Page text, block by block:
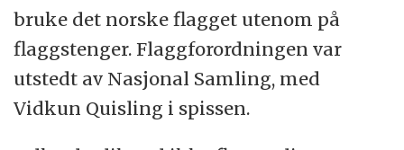
bruke det norske flagget utenom på
flaggstenger. Flaggforordningen var
utstedt av Nasjonal Samling, med
Vidkun Quisling i spissen.